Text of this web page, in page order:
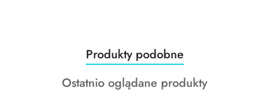
Pomiń karuzelę produktów
Produkty
o
statusie:
Produkty podobne
Produkty
Ostatnio oglądane produkty